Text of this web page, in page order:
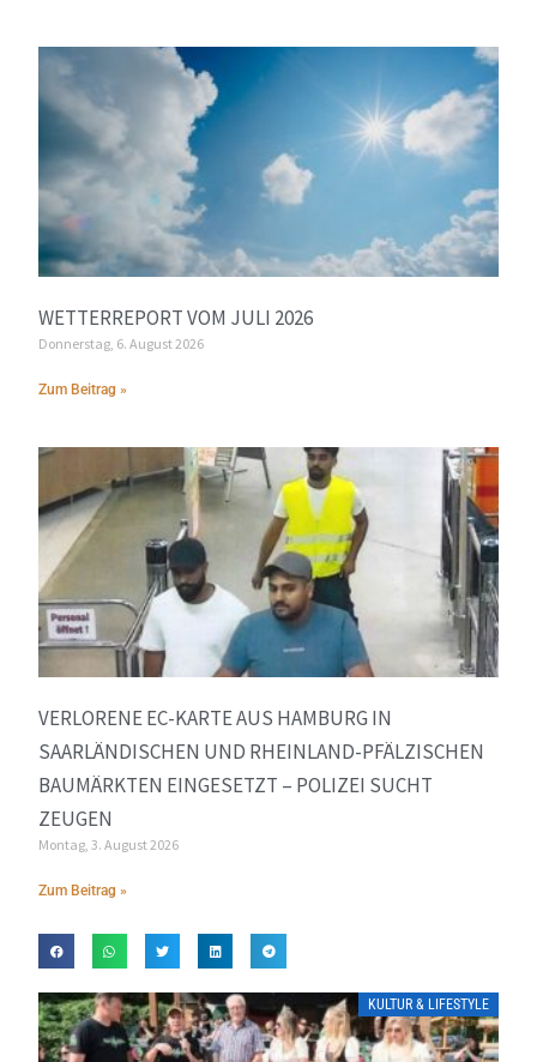
WETTERREPORT VOM JULI 2026
Donnerstag, 6. August 2026
Zum Beitrag »
VERLORENE EC-KARTE AUS HAMBURG IN
SAARLÄNDISCHEN UND RHEINLAND-PFÄLZISCHEN
BAUMÄRKTEN EINGESETZT – POLIZEI SUCHT
ZEUGEN
Montag, 3. August 2026
Zum Beitrag »
KULTUR & LIFESTYLE